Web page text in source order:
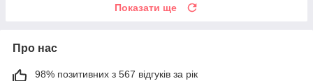
Показати ще
Про нас
98% позитивних з 567 відгуків за рік